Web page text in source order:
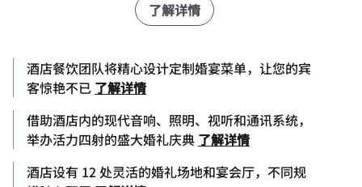
了解详情
酒店餐饮团队将精心设计定制婚宴菜单，让您的宾
客惊艳不已 了解详情
借助酒店内的现代音响、照明、视听和通讯系统，
举办活力四射的盛大婚礼庆典 了解详情
酒店设有 12 处灵活的婚礼场地和宴会厅，不同规